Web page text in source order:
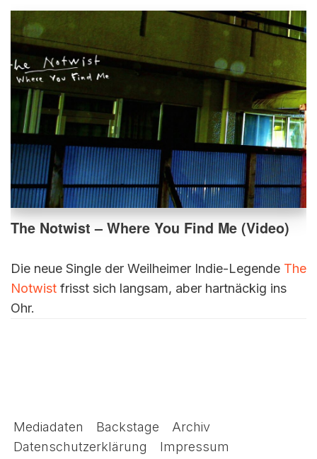
The Notwist – Where You Find Me (Video)
Die neue Single der Weilheimer Indie-Legende The
Notwist frisst sich langsam, aber hartnäckig ins
Ohr.
Mediadaten Backstage
Archiv
Datenschutzerklärung
Impressum